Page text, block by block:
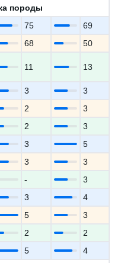
породы
75
69
68
50
11 13
3
3
2
3
2
3
3
5
3
3
-
3
3
4
5
3
2
2
5
4